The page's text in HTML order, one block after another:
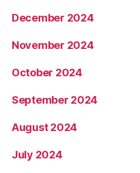
December 2024
November 2024
October 2024
September 2024
August 2024
July 2024